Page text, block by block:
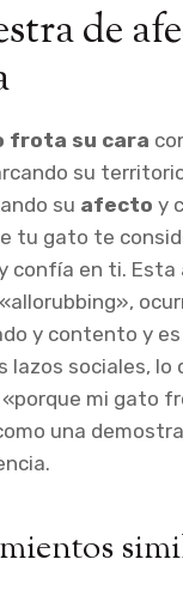
de
frota su cara
su
su afecto y
tu gato te
confía en ti. Esta
y contento y
lazos sociales, lo
mi gato
una